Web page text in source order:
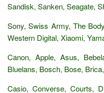
Sandisk, Sanken, Seagate,
Sony, Swiss Army, The
Western Digital, Xiaomi,
Canon, Apple, Asus,
Bluelans, Bosch, Bose,
Casio, Converse, Courts,